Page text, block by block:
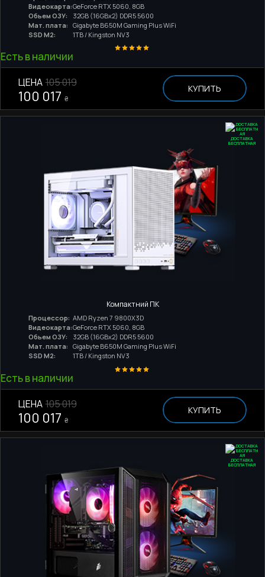
Видеокарта:GeForce RTX 5060, 8GB
Обьем ОЗУ:
32GB (16GBx2) DDR5 5600
Мат. плата:
Gigabyte B650M Gaming Plus WiFi
SSD M2:
1TB / Kingston NV3
Есть в наличии
ЦЕНА 105 019
100 017 ₴
КУПИТЬ
ДОСТАВКА
БЕСПЛАТНАЯ
Компактний ПК
Процессор: AMD Ryzen 7 9800X3D
Видеокарта:GeForce RTX 5060, 8GB
Обьем ОЗУ:
32GB (16GBx2) DDR5 5600
Мат. плата:
Gigabyte B650M Gaming Plus WiFi
SSD M2:
1TB / Kingston NV3
Есть в наличии
ЦЕНА 105 019
100 017 ₴
КУПИТЬ
ДОСТАВКА
БЕСПЛАТНАЯ